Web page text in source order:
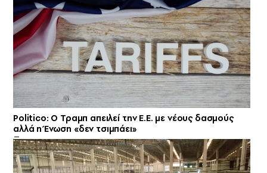
Politico: Ο Τραμπ απειλεί την Ε.Ε. με νέους δασμούς
αλλά η Ένωση «δεν τσιμπάει»